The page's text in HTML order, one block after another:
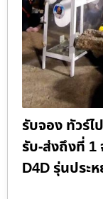
รับจอง ทัวร์
รับ-ส่งถึงที่ 1
D4D รุ่นประ